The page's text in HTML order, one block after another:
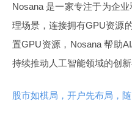
Nosana 是一家专注于为企
理场景，连接拥有GPU资源
置GPU资源，Nosana 帮助
持续推动人工智能领域的创新
股市如棋局，开户先布局，